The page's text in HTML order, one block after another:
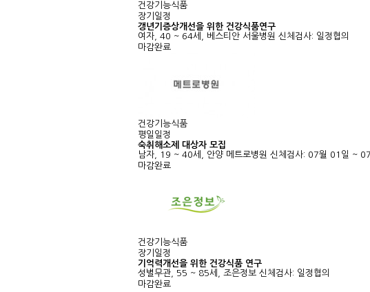
건강기능식품
장기일정
갱년기증상개선을 위한 건강식품연구
여자, 40 ~ 64세, 베스티안 서울병원 신체검사: 일정협의
마감완료
건강기능식품
평일일정
숙취해소제 대상자 모집
남자, 19 ~ 40세, 안양 메트로병원 신체검사: 07월 01일 ~
마감완료
건강기능식품
장기일정
기억력개선을 위한 건강식품 연구
성별무관, 55 ~ 85세, 조은정보 신체검사: 일정협의
마감완료